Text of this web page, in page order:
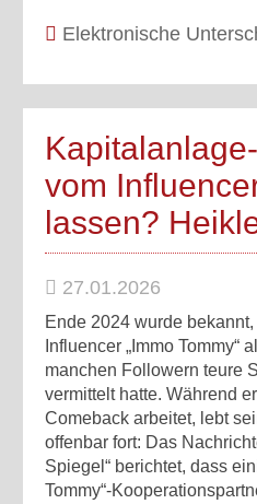
Elektronische
vom
lassen?
27.01.2026
Ende 2024 wurde
Influencer „Immo Tommy“
manchen Followern teure
vermittelt hatte. Während
Comeback arbeitet, lebt
offenbar fort: Das
Spiegel“ berichtet, dass
Tommy“-